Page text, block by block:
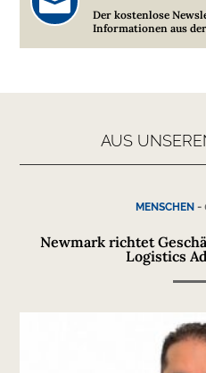
Der kostenlose
Informationen aus
AUS
MENSCHEN -
Newmark richtet
Logistics